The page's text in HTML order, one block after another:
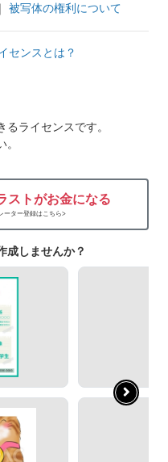
｜ 被写体の権利について
センスとは？
ライセンスです。
ストがお金になる
ーター登録はこちら>
成しませんか？